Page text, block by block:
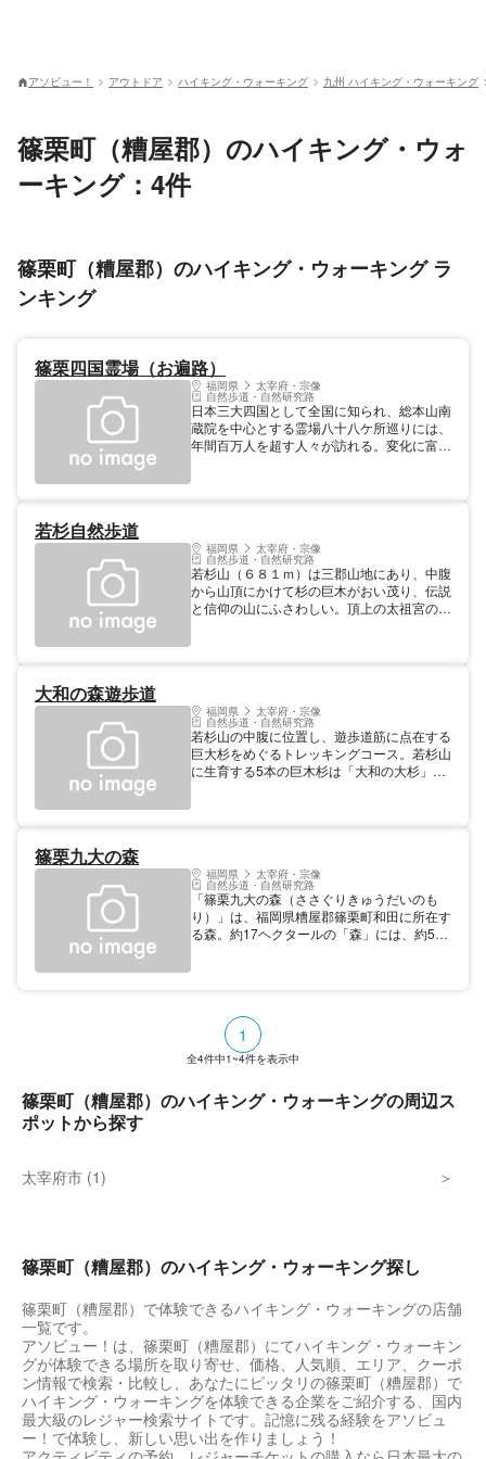
アソビュー！ アウトドア ハイキング・ウォーキング 九州 ハイキング・ウォーキング
篠栗町（糟屋郡）のハイキング・ウォ
ーキング：4件
篠栗町（糟屋郡）のハイキング・ウォーキング ラ
ンキング
篠栗四国霊場（お遍路）
福岡県 太宰府・宗像
自然歩道・自然研究路
日本三大四国として全国に知られ、総本山南
蔵院を中心とする霊場八十八ケ所巡りには、
年間百万人を超す人々が訪れる。変化に富ん
若杉自然歩道
福岡県 太宰府・宗像
自然歩道・自然研究路
若杉山（６８１ｍ）は三郡山地にあり、中腹
から山頂にかけて杉の巨木がおい茂り、伝説
と信仰の山にふさわしい。頂上の太祖宮の裏
大和の森遊歩道
福岡県 太宰府・宗像
自然歩道・自然研究路
若杉山の中腹に位置し、遊歩道筋に点在する
巨大杉をめぐるトレッキングコース。若杉山
に生育する5本の巨木杉は「大和の大杉」幹
篠栗九大の森
福岡県 太宰府・宗像
自然歩道・自然研究路
「篠栗九大の森（ささぐりきゅうだいのも
り）」は、福岡県糟屋郡篠栗町和田に所在す
る森。約17ヘクタールの「森」には、約50
浸かった状態で自生している落羽松（らくし
ょうよう）の木が見どころ。「森の案内人」
が付いてのガイド付きツアーも人気。
1
全4件中1~4件を表示中
篠栗町（糟屋郡）のハイキング・ウォーキングの周辺ス
ポットから探す
太宰府市 (1)
篠栗町（糟屋郡）のハイキング・ウォーキング探し
篠栗町（糟屋郡）で体験できるハイキング・ウォーキングの店舗
一覧です。
アソビュー！は、篠栗町（糟屋郡）にてハイキング・ウォーキン
グが体験できる場所を取り寄せ、価格、人気順、エリア、クーポ
ン情報で検索・比較し、あなたにピッタリの篠栗町（糟屋郡）で
ハイキング・ウォーキングを体験できる企業をご紹介する、国内
最大級のレジャー検索サイトです。記憶に残る経験をアソビュ
ー！で体験し、新しい思い出を作りましょう！